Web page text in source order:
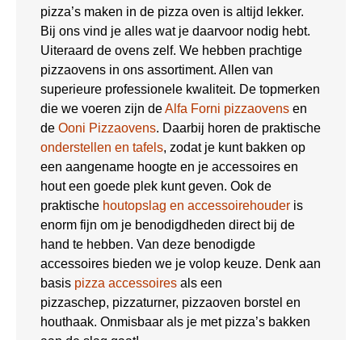
pizza’s maken in de pizza oven is altijd lekker.
Bij ons vind je alles wat je daarvoor nodig hebt.
Uiteraard de ovens zelf. We hebben prachtige
pizzaovens in ons assortiment. Allen van
superieure professionele kwaliteit. De topmerken
die we voeren zijn deAlfa Forni pizzaovens en
de Ooni Pizzaovens. Daarbij horen de praktische
onderstellen en tafels, zodat je kunt bakken op
een aangename hoogte en je accessoires en
hout een goede plek kunt geven. Ook de
praktische houtopslag en accessoirehouder is
enorm fijn om je benodigdheden direct bij de
hand te hebben. Van deze benodigde
accessoires bieden we je volop keuze. Denk aan
basis pizza accessoires als een
pizzaschep, pizzaturner, pizzaoven borstel en
houthaak. Onmisbaar als je met pizza’s bakken